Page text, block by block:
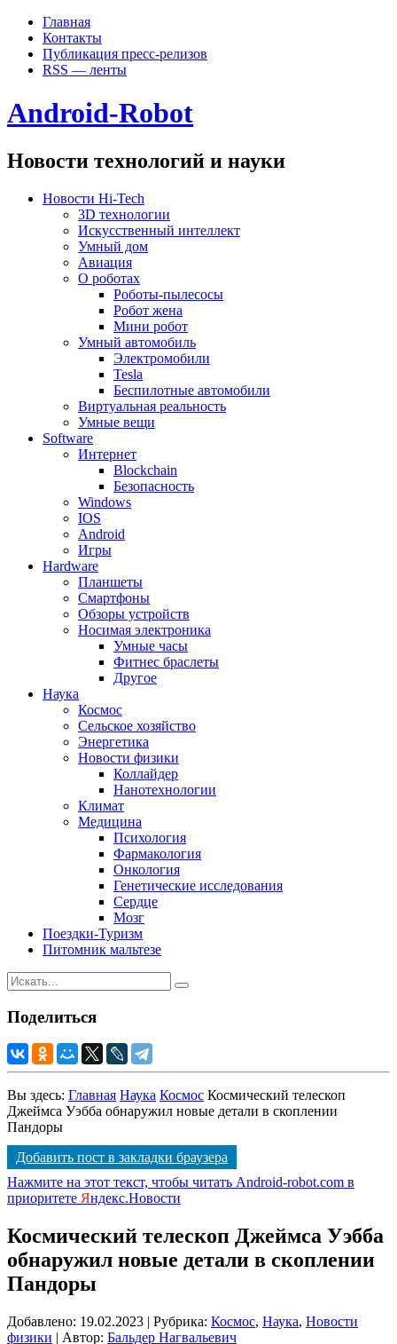
Главная
Контакты
Публикация пресс-релизов
RSS — ленты
Android-Robot
Новости технологий и науки
Новости Hi-Tech
3D технологии
Искусственный интеллект
Умный дом
Авиация
О роботах
Роботы-пылесосы
Робот жена
Мини робот
Умный автомобиль
Электромобили
Tesla
Беспилотные автомобили
Виртуальная реальность
Умные вещи
Software
Интернет
Blockchain
Безопасность
Windows
IOS
Android
Игры
Hardware
Планшеты
Смартфоны
Обзоры устройств
Носимая электроника
Умные часы
Фитнес браслеты
Другое
Наука
Космос
Сельское хозяйство
Энергетика
Новости физики
Коллайдер
Нанотехнологии
Климат
Медицина
Психология
Фармакология
Онкология
Генетические исследования
Сердце
Мозг
Поездки-Туризм
Питомник мальтезе
Поделиться
Вы здесь: Главная Наука Космос Космический телескоп
Джеймса Уэбба обнаружил новые детали в скоплении
Пандоры
Добавить пост в закладки браузера
Нажмите на этот текст, чтобы читать Android-robot.com в
приоритете Яндекс.Новости
Космический телескоп Джеймса Уэбба
обнаружил новые детали в скоплении
Пандоры
Добавлено: 19.02.2023 | Рубрика: Космос, Наука, Новости
физики | Автор: Бальдер Нагвальевич